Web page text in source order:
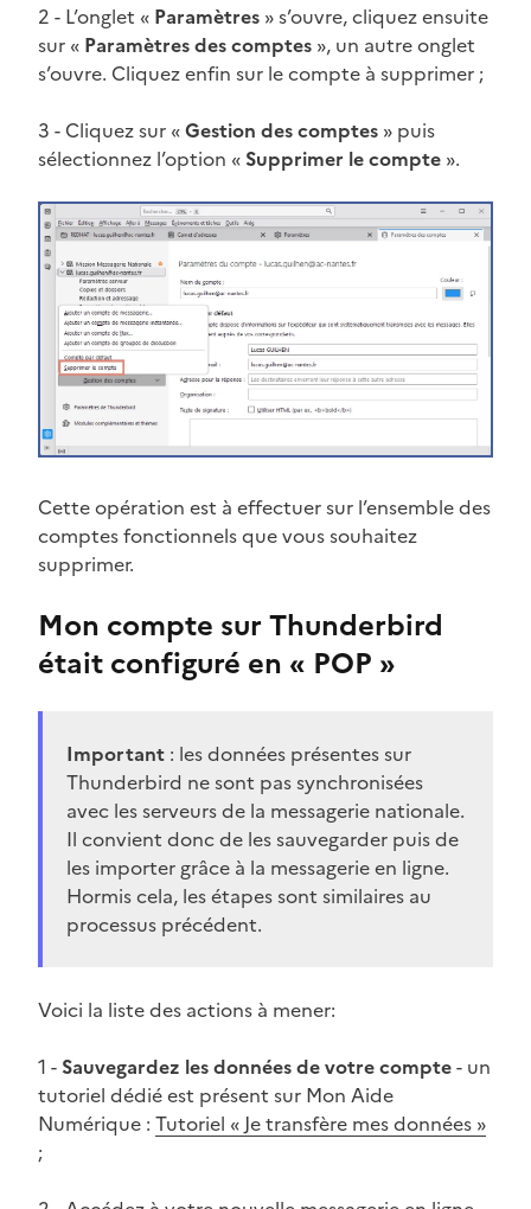
2 - L’onglet « Paramètres » s’ouvre, cliquez ensuite
sur « Paramètres des comptes », un autre onglet
s’ouvre. Cliquez enfin sur le compte à supprimer ;
3 - Cliquez sur «Gestion des comptes » puis
sélectionnez l’option « Supprimer le compte ».
Cette opération est à effectuer sur l’ensemble des
comptes fonctionnels que vous souhaitez
supprimer.
Mon compte sur Thunderbird
était configuré en « POP »
Important : les données présentes sur
Thunderbird ne sont pas synchronisées
avec les serveurs de la messagerie nationale.
Il convient donc de les sauvegarder puis de
les importer grâce à la messagerie en ligne.
Hormis cela, les étapes sont similaires au
processus précédent.
Voici la liste des actions à mener:
1 - Sauvegardez les données de votre compte- un
tutoriel dédié est présent sur Mon Aide
Numérique : Tutoriel « Je transfère mes données »
;